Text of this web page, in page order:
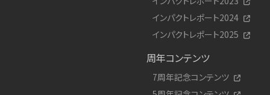
インパクトレポート2024
インパクトレポート2025
周年コンテンツ
7周年記念コンテンツ